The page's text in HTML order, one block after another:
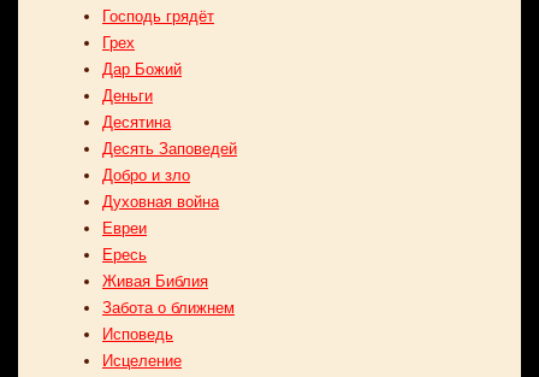
Господь грядёт
Грех
Дар Божий
Деньги
Десятина
Десять Заповедей
Добро и зло
Духовная война
Евреи
Ересь
Живая Библия
Забота о ближнем
Исповедь
Исцеление